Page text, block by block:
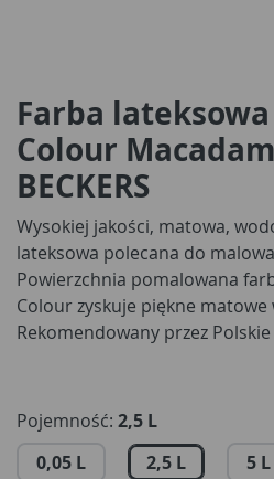
Farba
Colour
BECKERS
Wysokiej jakości, matowa,
lateksowa polecana do
Powierzchnia pomalowana
Colour zyskuje piękne
Rekomendowany przez
Alergologiczne. Tworzy
wodą z dodatkiem detergentu.
dobrym kryciem i trwałością
nieznaczny zapach w czasie
Farbę łatwo się rozprowadza,
Pojemność: 2,5 L
0,05 L
2,5 L 5 L